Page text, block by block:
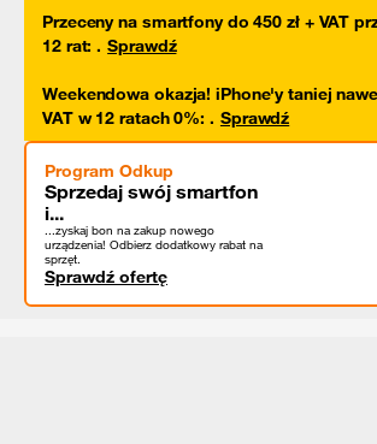
Przeceny na smartfony do 450 zł + VAT
12 rat: . Sprawdź
Weekendowa okazja! iPhone'y taniej
VAT w 12 ratach 0%: . Sprawdź
Program Odkup
Sprzedaj swój smartfon
i...
...zyskaj bon na zakup nowego
urządzenia! Odbierz dodatkowy rabat na
sprzęt.
Sprawdź ofertę